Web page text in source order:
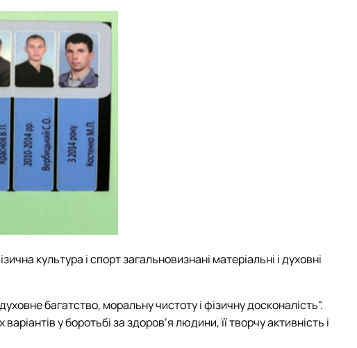
культура і спорт загальновизнані матеріальні і духовні
багатство, моральну чистоту і фізичну досконалість".
у боротьбі за здоров’я людини, її творчу активність і